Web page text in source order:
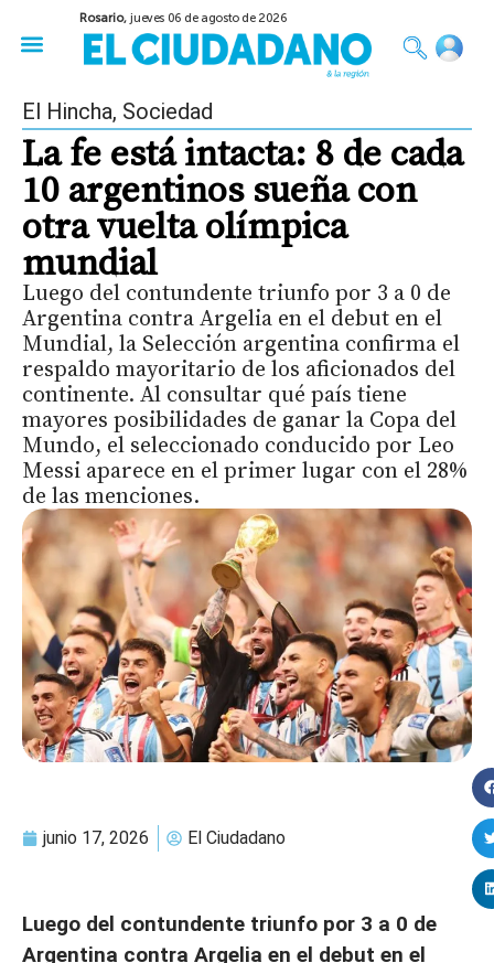
Rosario,jueves 06 de agosto de 2026
El Hincha, Sociedad
La fe está intacta: 8 de cada
10 argentinos sueña con
otra vuelta olímpica
mundial
Luego del contundente triunfo por 3 a 0 de
Argentina contra Argelia en el debut en el
Mundial, la Selección argentina confirma el
respaldo mayoritario de los aficionados del
continente. Al consultar qué país tiene
mayores posibilidades de ganar la Copa del
Mundo, el seleccionado conducido por Leo
Messi aparece en el primer lugar con el 28%
de las menciones.
junio 17, 2026 El Ciudadano
Luego del contundente triunfo por 3 a 0 de
Argentina contra Argelia en el debut en el